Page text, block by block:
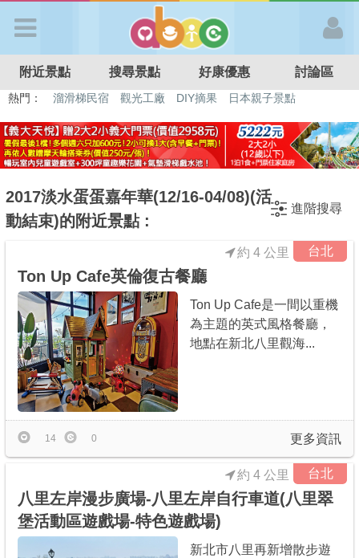
APP登入
首 頁
好康優惠
最新消息
最新留言
商家合作
推薦景點
討論區
附近景點 搜尋景點 好康優惠 討論區
熱門： 溜滑梯民宿 觀光工廠 DIY摘果
日本親子景點
2017淡水蛋蛋嘉年華(12/16-04/08)(活
動結束)的附近景點 :
進階搜尋
台北
約 4 公里
Ton Up Cafe英倫復古餐廳
Ton Up Cafe是一間以重機
為主題的英式風格餐廳，
地點在新北八里觀海...
更多資訊
14 0
台北
約 4 公里
八里左岸漫步廣場-八里左岸自行車道(八里翠
堡活動區遊戲場-特色遊戲場)
新北市八里再新增散步遊